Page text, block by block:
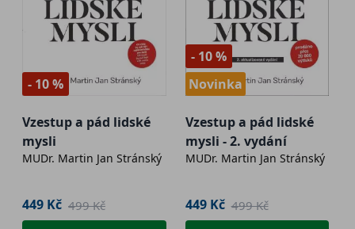
- 10 %
Vzestup a pád lidské
mysli
MUDr. Martin Jan Stránský
449 Kč 499 Kč
- 10 %
Novinka
Vzestup a pád lidské
mysli - 2. vydání
MUDr. Martin Jan Stránský
449 Kč 499 Kč